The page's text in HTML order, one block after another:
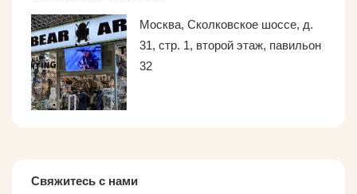
Москва, Сколковское шоссе, д.
31, стр. 1, второй этаж, павильон
32
Свяжитесь с нами